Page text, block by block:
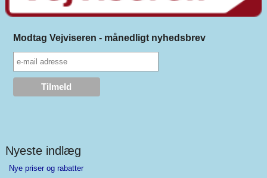
Modtag Vejviseren - månedligt nyhedsbrev
Nyeste indlæg
Nye priser og rabatter